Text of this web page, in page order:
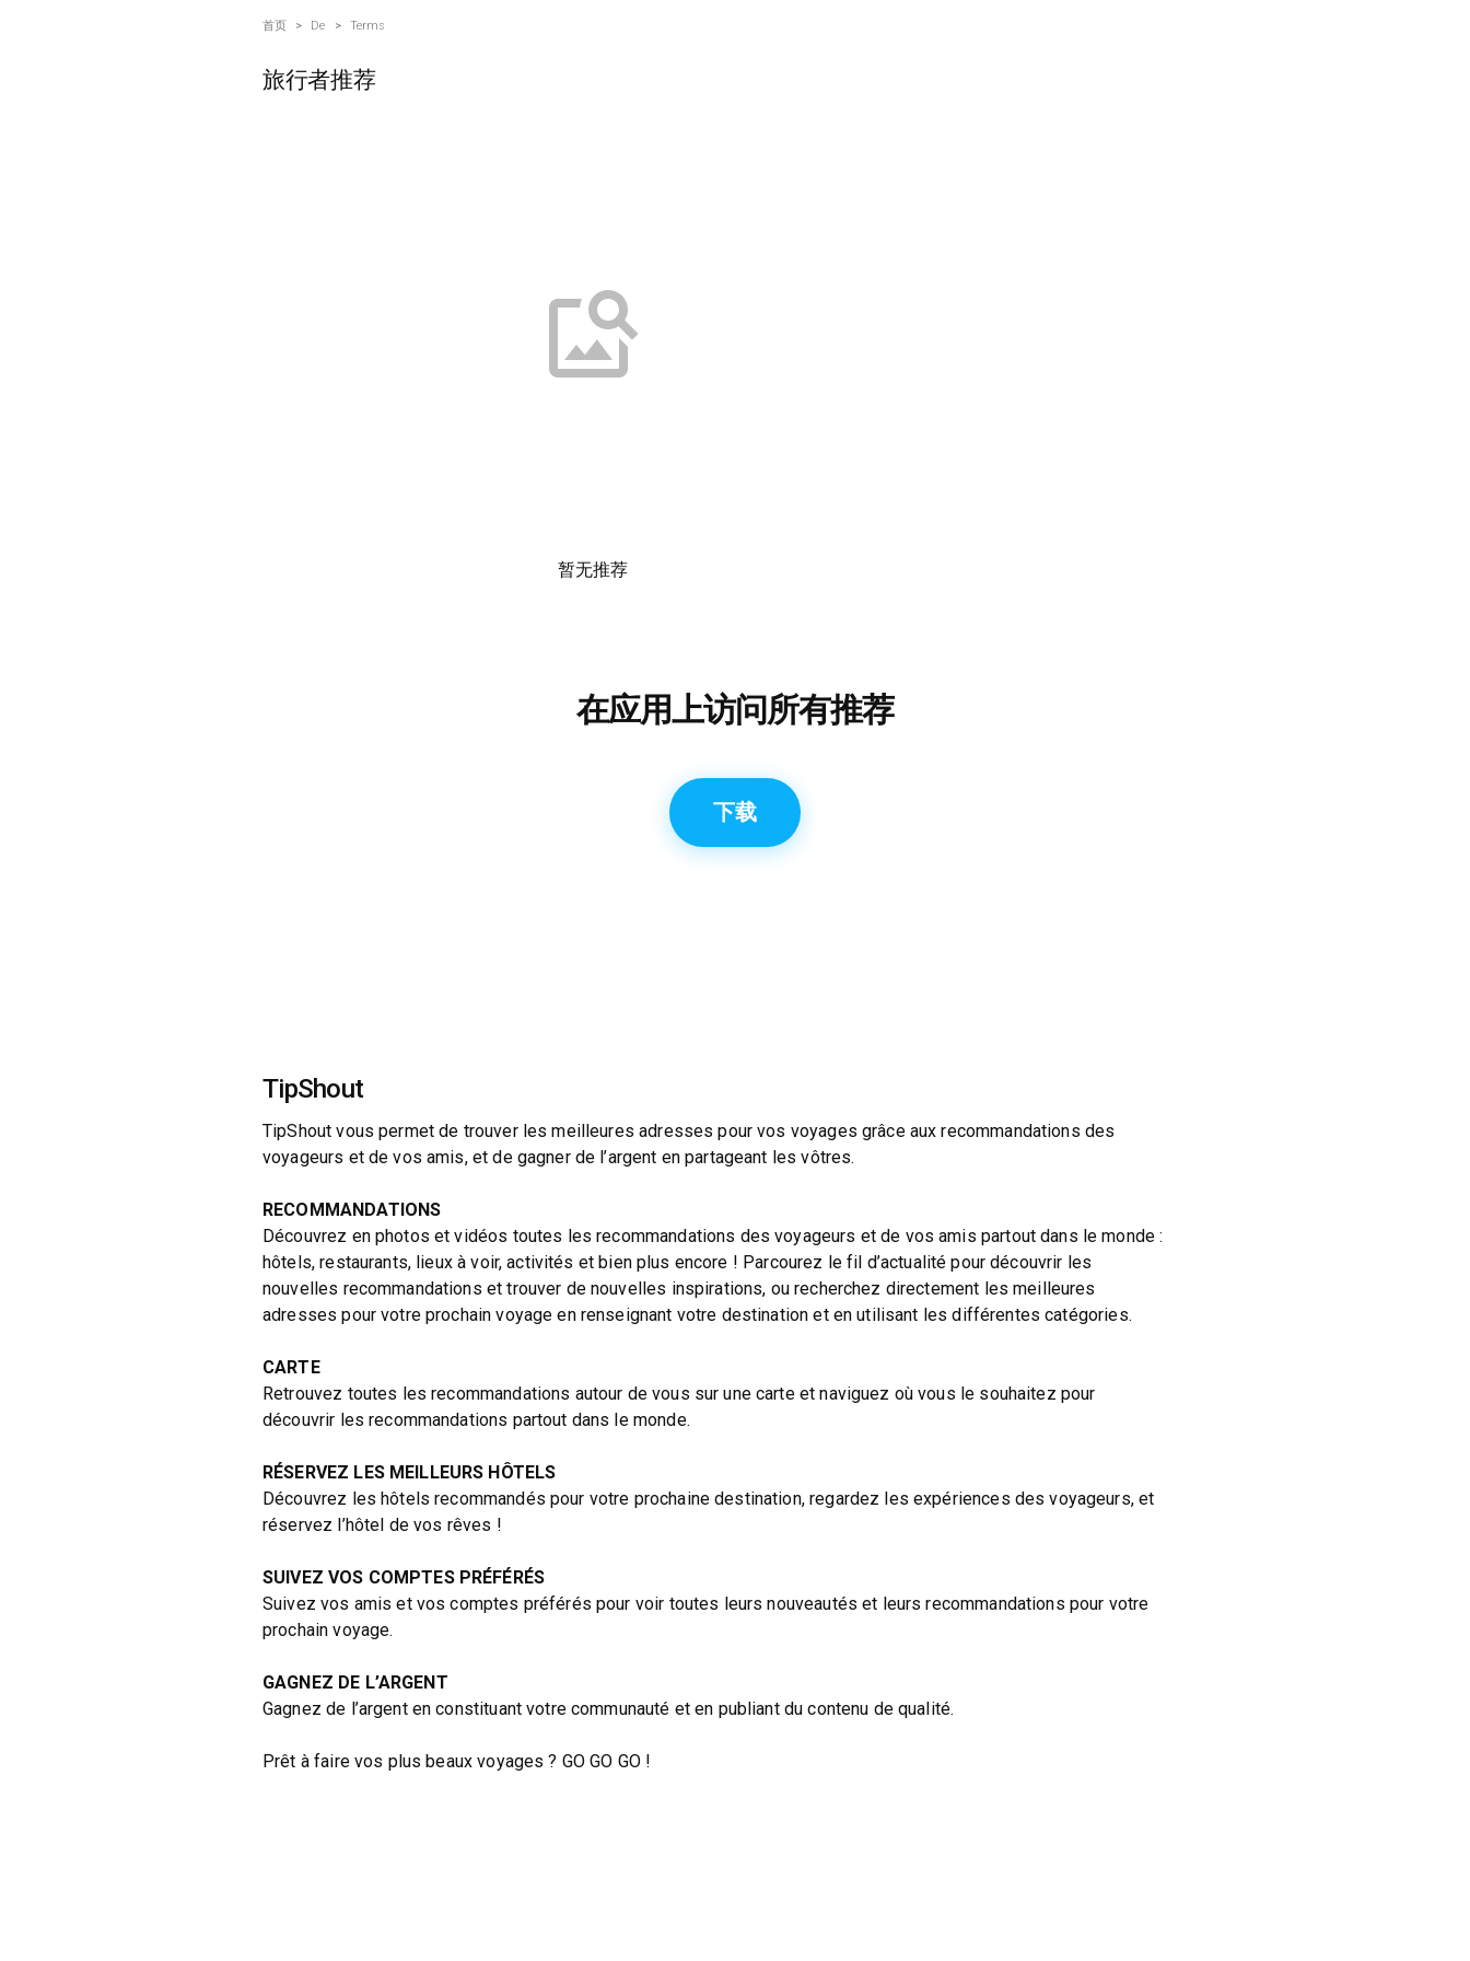
首页 > De > Terms
旅行者推荐
暂无推荐
在应用上访问所有推荐
下载
TipShout
TipShout vous permet de trouver les meilleures adresses pour vos voyages grâce aux recommandations des
voyageurs et de vos amis, et de gagner de l’argent en partageant les vôtres.
RECOMMANDATIONS
Découvrez en photos et vidéos toutes les recommandations des voyageurs et de vos amis partout dans le monde :
hôtels, restaurants, lieux à voir, activités et bien plus encore ! Parcourez le fil d’actualité pour découvrir les
nouvelles recommandations et trouver de nouvelles inspirations, ou recherchez directement les meilleures
adresses pour votre prochain voyage en renseignant votre destination et en utilisant les différentes catégories.
CARTE
Retrouvez toutes les recommandations autour de vous sur une carte et naviguez où vous le souhaitez pour
découvrir les recommandations partout dans le monde.
RÉSERVEZ LES MEILLEURS HÔTELS
Découvrez les hôtels recommandés pour votre prochaine destination, regardez les expériences des voyageurs, et
réservez l’hôtel de vos rêves !
SUIVEZ VOS COMPTES PRÉFÉRÉS
Suivez vos amis et vos comptes préférés pour voir toutes leurs nouveautés et leurs recommandations pour votre
prochain voyage.
GAGNEZ DE L’ARGENT
Gagnez de l’argent en constituant votre communauté et en publiant du contenu de qualité.
Prêt à faire vos plus beaux voyages ? GO GO GO !